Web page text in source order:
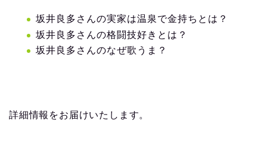
坂井良多さんの実家は温泉で金持ちとは？
坂井良多さんの格闘技好きとは？
坂井良多さんのなぜ歌うま？
詳細情報をお届けいたします。